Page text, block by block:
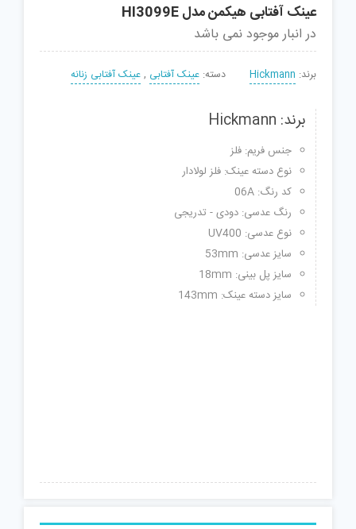
عینک آفتابی هیکمن مدل HI3099E
در انبار موجود نمی باشد
برند: Hickmann دسته: عینک آفتابی ,عینک آفتابی زنانه
برند: Hickmann
جنس فریم: فلز
نوع دسته عینک: فلز لولادار
کد رنگ: 06A
رنگ عدسی: دودی - تدریجی
نوع عدسی: UV400
سایز عدسی: 53mm
سایز پل بینی: 18mm
سایز دسته عینک: 143mm